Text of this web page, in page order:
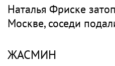
Наталья Фриске
Москве, соседи
ЖАСМИН